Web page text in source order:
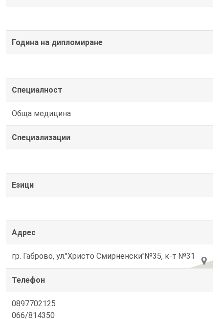
Година на дипломиране
Специалност
Обща медицина
Специализации
Езици
Адрес
гр. Габрово, ул."Христо Смирненски"№35, к-т №31
Телефон
0897702125
066/814350